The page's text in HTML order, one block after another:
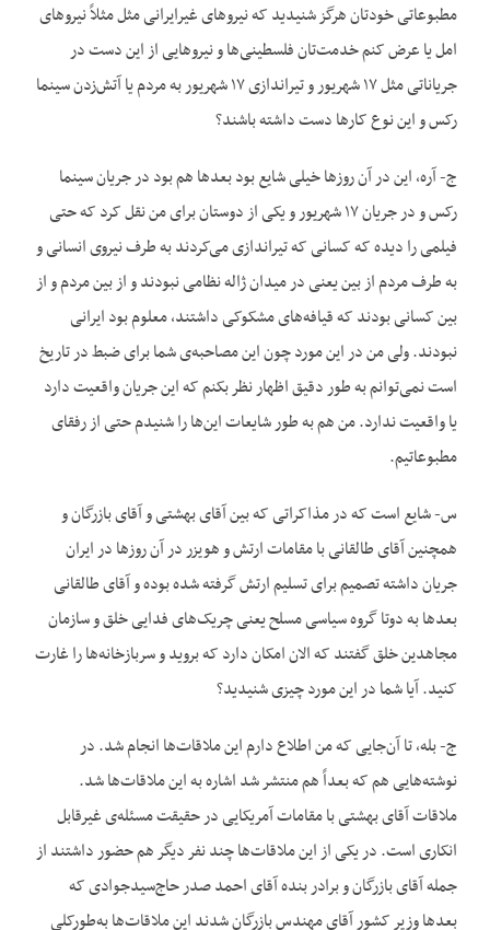
مطبوعاتی خودتان هرگز شنیدید که نیروهای غیرایرانی مثل مثلاً نیروهای
امل یا عرض کنم خدمت‌تان فلسطینی‌ها و نیروهایی از این دست در
جریاناتی مثل ۱۷ شهریور و تیراندازی ۱۷ شهریور به مردم یا آتش‌زدن سینما
رکس و این نوع کارها دست داشته باشند؟
ج- آره، این در آن روزها خیلی شایع بود بعدها هم بود در جریان سینما
رکس و در جریان ۱۷ شهریور و یکی از دوستان برای من نقل کرد که حتی
فیلمی را دیده که کسانی که تیراندازی می‌کردند به طرف نیروی انسانی و
به طرف مردم از بین یعنی در میدان ژاله نظامی نبودند و از بین مردم و از
بین کسانی بودند که قیافه‌های مشکوکی داشتند، معلوم بود ایرانی
نبودند. ولی من در این مورد چون این مصاحبه‌ی شما برای ضبط در تاریخ
است نمی‌توانم به طور دقیق اظهار نظر بکنم که این جریان واقعیت دارد
یا واقعیت ندارد. من هم به طور شایعات این‌ها را شنیدم حتی از رفقای
مطبوعاتیم.
س- شایع است که در مذاکراتی که بین آقای بهشتی و آقای بازرگان و
همچنین آقای طالقانی با مقامات ارتش و هویزر در آن روزها در ایران
جریان داشته تصمیم برای تسلیم ارتش گرفته شده بوده و آقای طالقانی
بعدها به دوتا گروه سیاسی مسلح یعنی چریک‌های فدایی خلق و سازمان
مجاهدین خلق گفتند که الان امکان دارد که بروید و سربازخانه‌ها را غارت
کنید. آیا شما در این مورد چیزی شنیدید؟
ج- بله، تا آن‌جایی که من اطلاع دارم این ملاقات‌ها انجام شد. در
نوشته‌هایی هم که بعداً هم منتشر شد اشاره به این ملاقات‌ها شد.
ملاقات آقای بهشتی با مقامات آمریکایی در حقیقت مسئله‌ی غیرقابل
انکاری است. در یکی از این ملاقات‌ها چند نفر دیگر هم حضور داشتند از
جمله آقای بازرگان و برادر بنده آقای احمد صدر حاج‌سیدجوادی که
بعدها وزیر کشور آقای مهندس بازرگان شدند این ملاقات‌ها به‌طورکلی